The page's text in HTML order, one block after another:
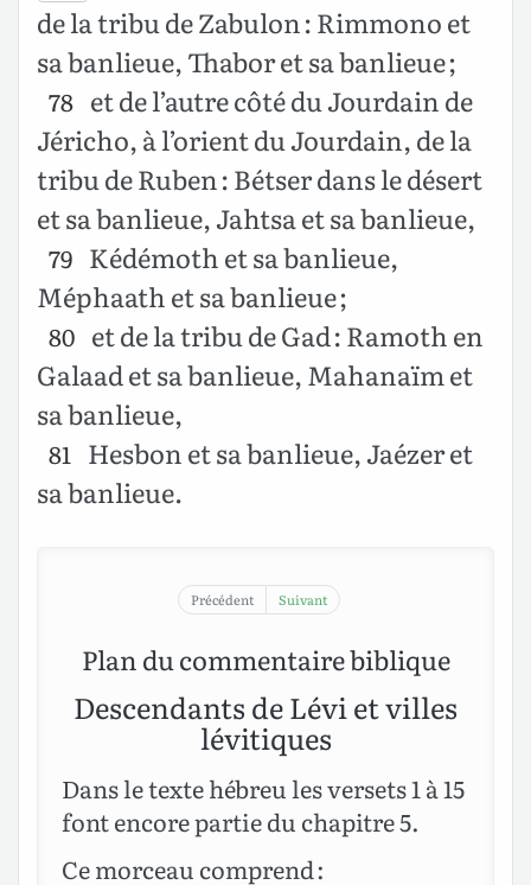
de la tribu de Zabulon : Rimmono et
sa banlieue, Thabor et sa banlieue ;
78 et de l’autre côté du Jourdain de
Jéricho, à l’orient du Jourdain, de la
tribu de Ruben : Bétser dans le désert
et sa banlieue, Jahtsa et sa banlieue,
79 Kédémoth et sa banlieue,
Méphaath et sa banlieue ;
80 et de la tribu de Gad : Ramoth en
Galaad et sa banlieue, Mahanaïm et
sa banlieue,
81 Hesbon et sa banlieue, Jaézer et
sa banlieue.
Précédent Suivant
Plan du commentaire biblique
Descendants de Lévi et villes
lévitiques
Dans le texte hébreu les versets 1 à 15
font encore partie du chapitre 5.
Ce morceau comprend :